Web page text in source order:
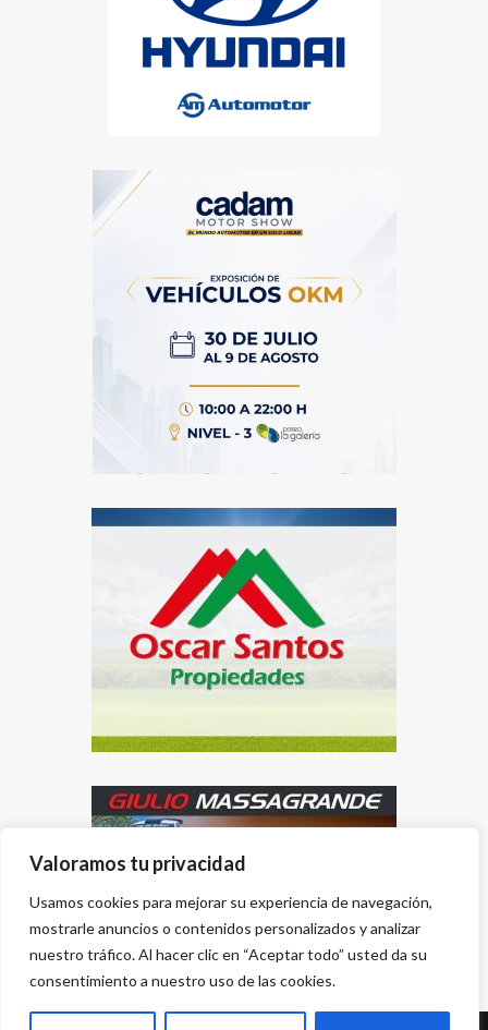
Valoramos tu privacidad
Usamos cookies para mejorar su experiencia de navegación,
mostrarle anuncios o contenidos personalizados y analizar
nuestro tráfico. Al hacer clic en “Aceptar todo” usted da su
consentimiento a nuestro uso de las cookies.